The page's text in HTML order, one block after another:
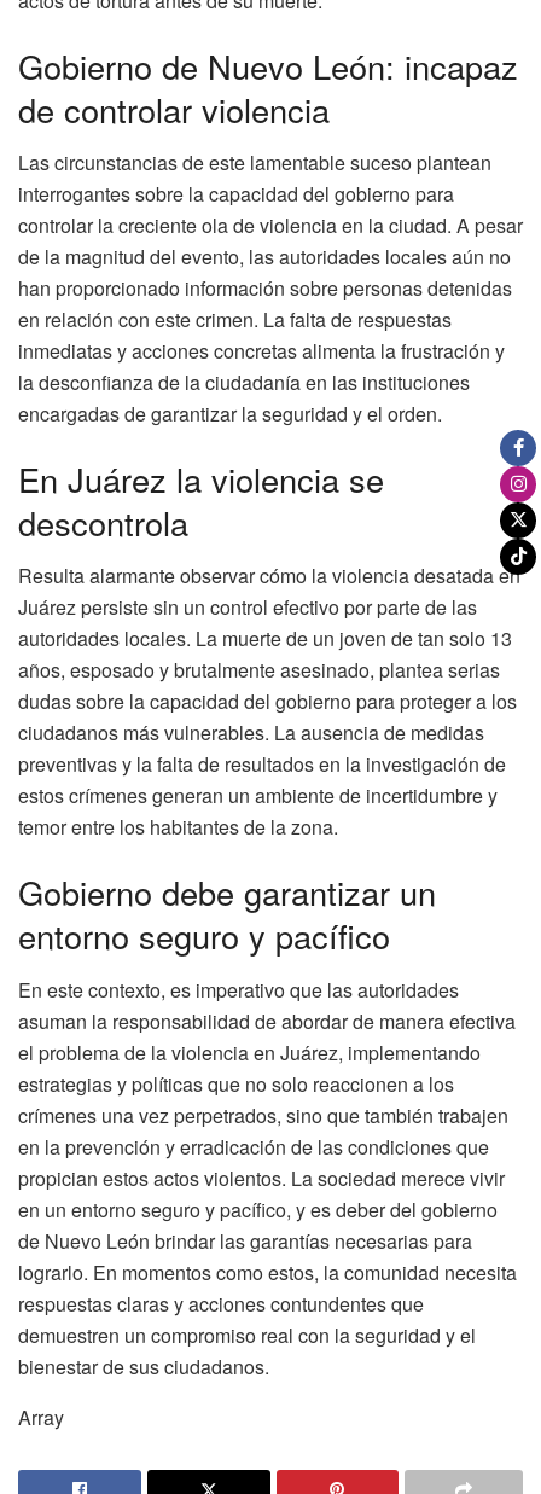
Gobierno de Nuevo León: incapaz
de controlar violencia
Las circunstancias de este lamentable suceso plantean
interrogantes sobre la capacidad del gobierno para
controlar la creciente ola de violencia en la ciudad. A pesar
de la magnitud del evento, las autoridades locales aún no
han proporcionado información sobre personas detenidas
en relación con este crimen. La falta de respuestas
inmediatas y acciones concretas alimenta la frustración y
la desconfianza de la ciudadanía en las instituciones
encargadas de garantizar la seguridad y el orden.
En Juárez la violencia se
descontrola
Resulta alarmante observar cómo la violencia desatada en
Juárez persiste sin un control efectivo por parte de las
autoridades locales. La muerte de un joven de tan solo 13
años, esposado y brutalmente asesinado, plantea serias
dudas sobre la capacidad del gobierno para proteger a los
ciudadanos más vulnerables. La ausencia de medidas
preventivas y la falta de resultados en la investigación de
estos crímenes generan un ambiente de incertidumbre y
temor entre los habitantes de la zona.
Gobierno debe garantizar un
entorno seguro y pacífico
En este contexto, es imperativo que las autoridades
asuman la responsabilidad de abordar de manera efectiva
el problema de la violencia en Juárez, implementando
estrategias y políticas que no solo reaccionen a los
crímenes una vez perpetrados, sino que también trabajen
en la prevención y erradicación de las condiciones que
propician estos actos violentos. La sociedad merece vivir
en un entorno seguro y pacífico, y es deber del gobierno
de Nuevo León brindar las garantías necesarias para
lograrlo. En momentos como estos, la comunidad necesita
respuestas claras y acciones contundentes que
demuestren un compromiso real con la seguridad y el
bienestar de sus ciudadanos.
Array